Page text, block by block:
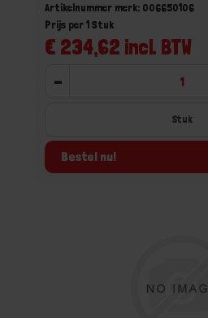
Artikelnummer merk: 006650106
€ 234,62 incl. BTW
Prijs per 1 Stuk
-
Stuk
Bestel nu!